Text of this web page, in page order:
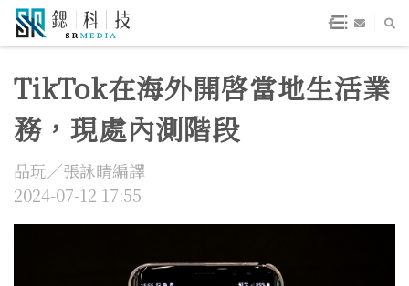
TikTok在海外開啓當地生活業
務，現處內測階段
品玩／張詠晴編譯
2024-07-12 17:55